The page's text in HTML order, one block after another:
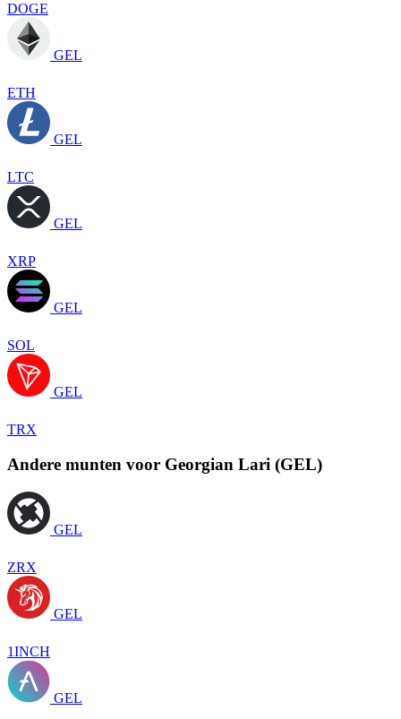
DOGE
GEL
ETH
GEL
LTC
GEL
XRP
GEL
SOL
GEL
TRX
Andere munten voor Georgian Lari (GEL)
GEL
ZRX
GEL
1INCH
GEL